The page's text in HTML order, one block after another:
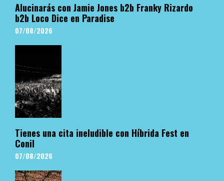
Alucinarás con Jamie Jones b2b Franky Rizardo
b2b Loco Dice en Paradise
07/08/2026
Tienes una cita ineludible con Híbrida Fest en
Conil
07/08/2026